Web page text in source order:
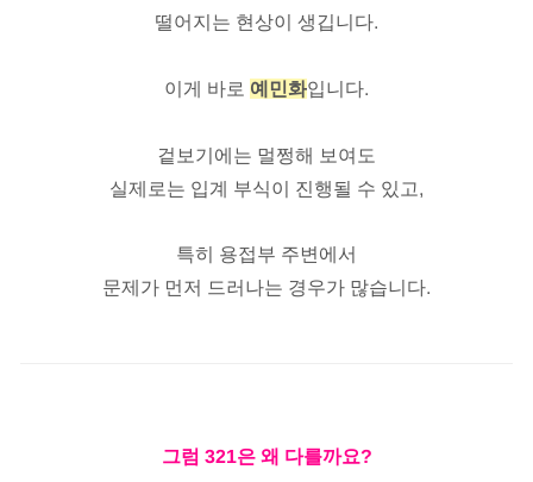
떨어지는 현상이 생깁니다.
이게 바로 예민화입니다.
겉보기에는 멀쩡해 보여도
실제로는 입계 부식이 진행될 수 있고,
특히 용접부 주변에서
문제가 먼저 드러나는 경우가 많습니다.
그럼 321은 왜 다를까요?